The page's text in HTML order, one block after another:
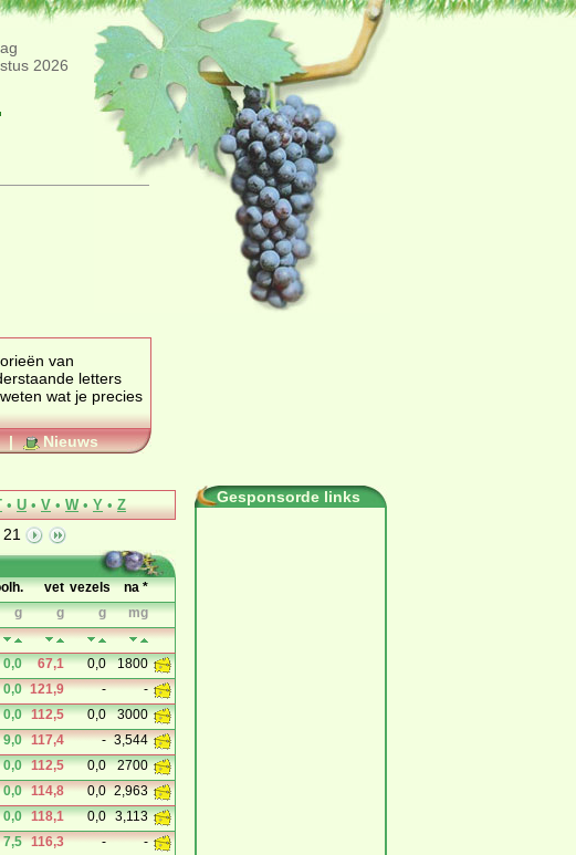
2026
van
letters
weten wat je precies
|
Nieuws
• U • V • W • Y • Z
21
vet vezels
na *
g g g mg
0,0 67,1 0,0
1800
0,0 121,9 -
-
0,0 112,5 0,0
3000
9,0 117,4 - 3,544
0,0 112,5 0,0
2700
0,0 114,8 0,0 2,963
0,0 118,1 0,0 3,113
7,5 116,3 -
-
Gesponsorde links